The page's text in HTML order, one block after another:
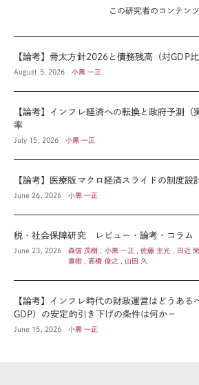
この研究者のコンテンツ
【論考】骨太方針2026と債務残高（対GDP
August 5, 2026 小黒 一正
【論考】インフレ経済への転換と政府予測（
率
July 15, 2026 小黒 一正
【論考】医療版マクロ経済スライドの制度設
June 26, 2026 小黒 一正
税・社会保障研究 レビュー・論考・コラム
June 23, 2026
森信 茂樹 , 小黒 一正 , 佐藤 主光 , 田近
直樹 , 高橋 俊之 , 山田 久
【論考】インフレ時代の財政運営はどうある
GDP）の安定的引き下げの条件は何か－
June 15, 2026 小黒 一正